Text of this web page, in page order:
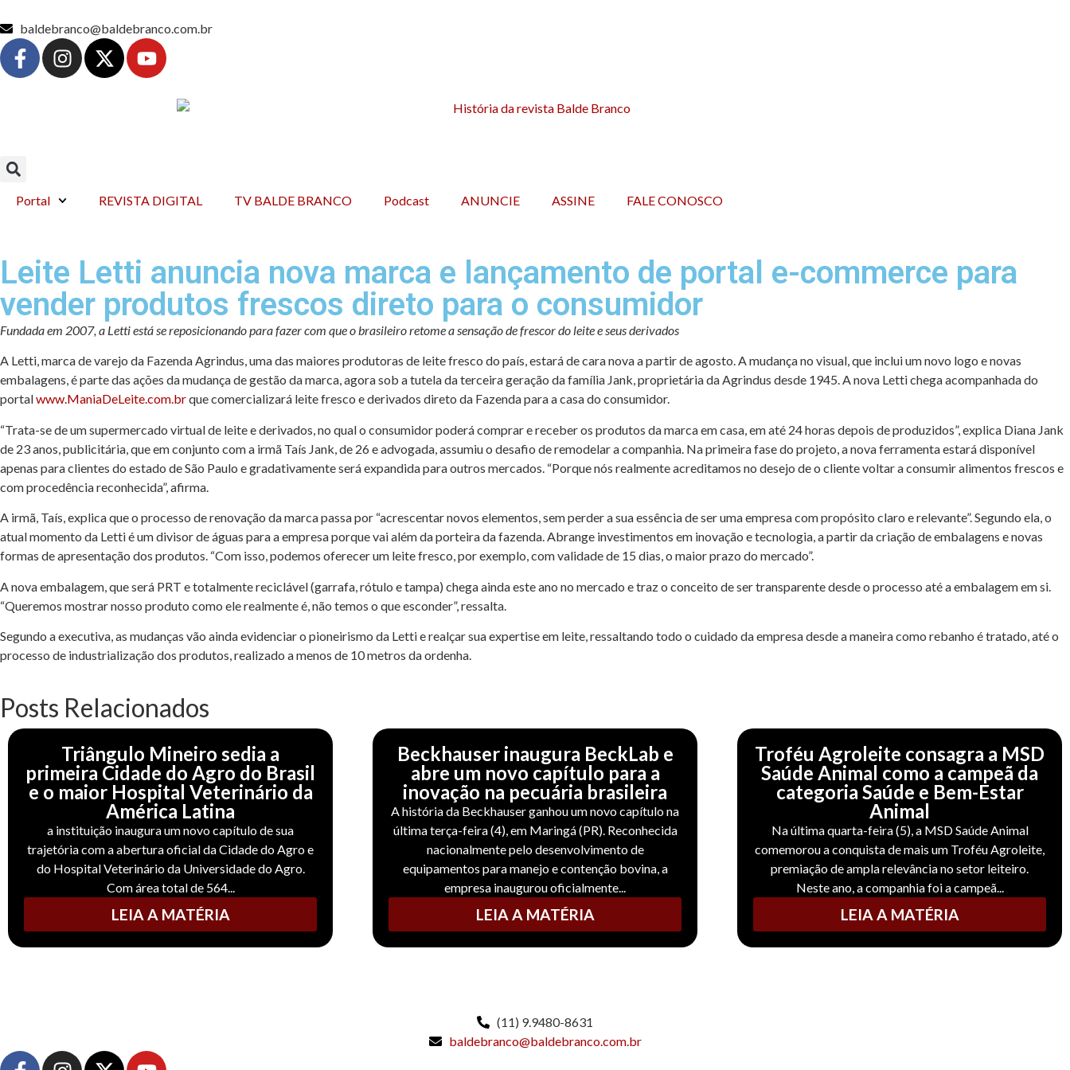
baldebranco@baldebranco.com.br
Portal REVISTA DIGITAL TV BALDE BRANCO Podcast ANUNCIE ASSINE FALE CONOSCO
Leite Letti anuncia nova marca e lançamento de portal e-commerce para
vender produtos frescos direto para o consumidor
Fundada em 2007, a Letti está se reposicionando para fazer com que o brasileiro retome a sensação de frescor do leite e seus derivados
A Letti, marca de varejo da Fazenda Agrindus, uma das maiores produtoras de leite fresco do país, estará de cara nova a partir de agosto. A mudança no visual, que inclui um novo logo e novas
embalagens, é parte das ações da mudança de gestão da marca, agora sob a tutela da terceira geração da família Jank, proprietária da Agrindus desde 1945. A nova Letti chega acompanhada do
portalwww.ManiaDeLeite.com.brque comercializará leite fresco e derivados direto da Fazenda para a casa do consumidor.
“Trata-se de um supermercado virtual de leite e derivados, no qual o consumidor poderá comprar e receber os produtos da marca em casa, em até 24 horas depois de produzidos”, explica Diana Jank
de 23 anos, publicitária, que em conjunto com a irmã Taís Jank, de 26 e advogada, assumiu o desafio de remodelar a companhia. Na primeira fase do projeto, a nova ferramenta estará disponível
apenas para clientes do estado de São Paulo e gradativamente será expandida para outros mercados. “Porque nós realmente acreditamos no desejo de o cliente voltar a consumir alimentos frescos e
com procedência reconhecida”, afirma.
A irmã, Taís, explica que o processo de renovação da marca passa por “acrescentar novos elementos, sem perder a sua essência de ser uma empresa com propósito claro e relevante”. Segundo ela, o
atual momento da Letti é um divisor de águas para a empresa porque vai além da porteira da fazenda. Abrange investimentos em inovação e tecnologia, a partir da criação de embalagens e novas
formas de apresentação dos produtos. “Com isso, podemos oferecer um leite fresco, por exemplo, com validade de 15 dias, o maior prazo do mercado”.
A nova embalagem, que será PRT e totalmente reciclável (garrafa, rótulo e tampa) chega ainda este ano no mercado e traz o conceito de ser transparente desde o processo até a embalagem em si.
“Queremos mostrar nosso produto como ele realmente é, não temos o que esconder”, ressalta.
Segundo a executiva, as mudanças vão ainda evidenciar o pioneirismo da Letti e realçar sua expertise em leite, ressaltando todo o cuidado da empresa desde a maneira como rebanho é tratado, até o
processo de industrialização dos produtos, realizado a menos de 10 metros da ordenha.
Posts Relacionados
Triângulo Mineiro sedia a
primeira Cidade do Agro do Brasil
e o maior Hospital Veterinário da
América Latina
a instituição inaugura um novo capítulo de sua
trajetória com a abertura oficial da Cidade do Agro e
do Hospital Veterinário da Universidade do Agro.
Com área total de 564...
LEIA A MATÉRIA
Beckhauser inaugura BeckLab e
abre um novo capítulo para a
inovação na pecuária brasileira
A história da Beckhauser ganhou um novo capítulo na
última terça-feira (4), em Maringá (PR). Reconhecida
nacionalmente pelo desenvolvimento de
equipamentos para manejo e contenção bovina, a
empresa inaugurou oficialmente...
LEIA A MATÉRIA
Troféu Agroleite consagra a MSD
Saúde Animal como a campeã da
categoria Saúde e Bem-Estar
Animal
Na última quarta-feira (5), a MSD Saúde Animal
comemorou a conquista de mais um Troféu Agroleite,
premiação de ampla relevância no setor leiteiro.
Neste ano, a companhia foi a campeã...
LEIA A MATÉRIA
(11) 9.9480-8631
baldebranco@baldebranco.com.br